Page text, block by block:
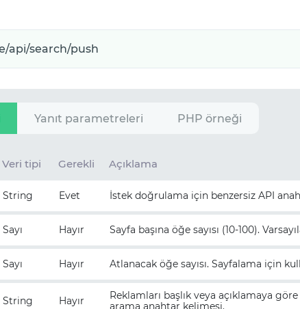
Yanıt parametreleri PHP örneği
Veri tipi Gerekli Açıklama
String Evet İstek doğrulama için benzersiz API
Sayı Hayır Sayfa başına öğe sayısı (10-100).
Sayı Hayır Atlanacak öğe sayısı. Sayfalama için
String Hayır
Reklamları başlık veya açıklamaya
arama anahtar kelimesi.